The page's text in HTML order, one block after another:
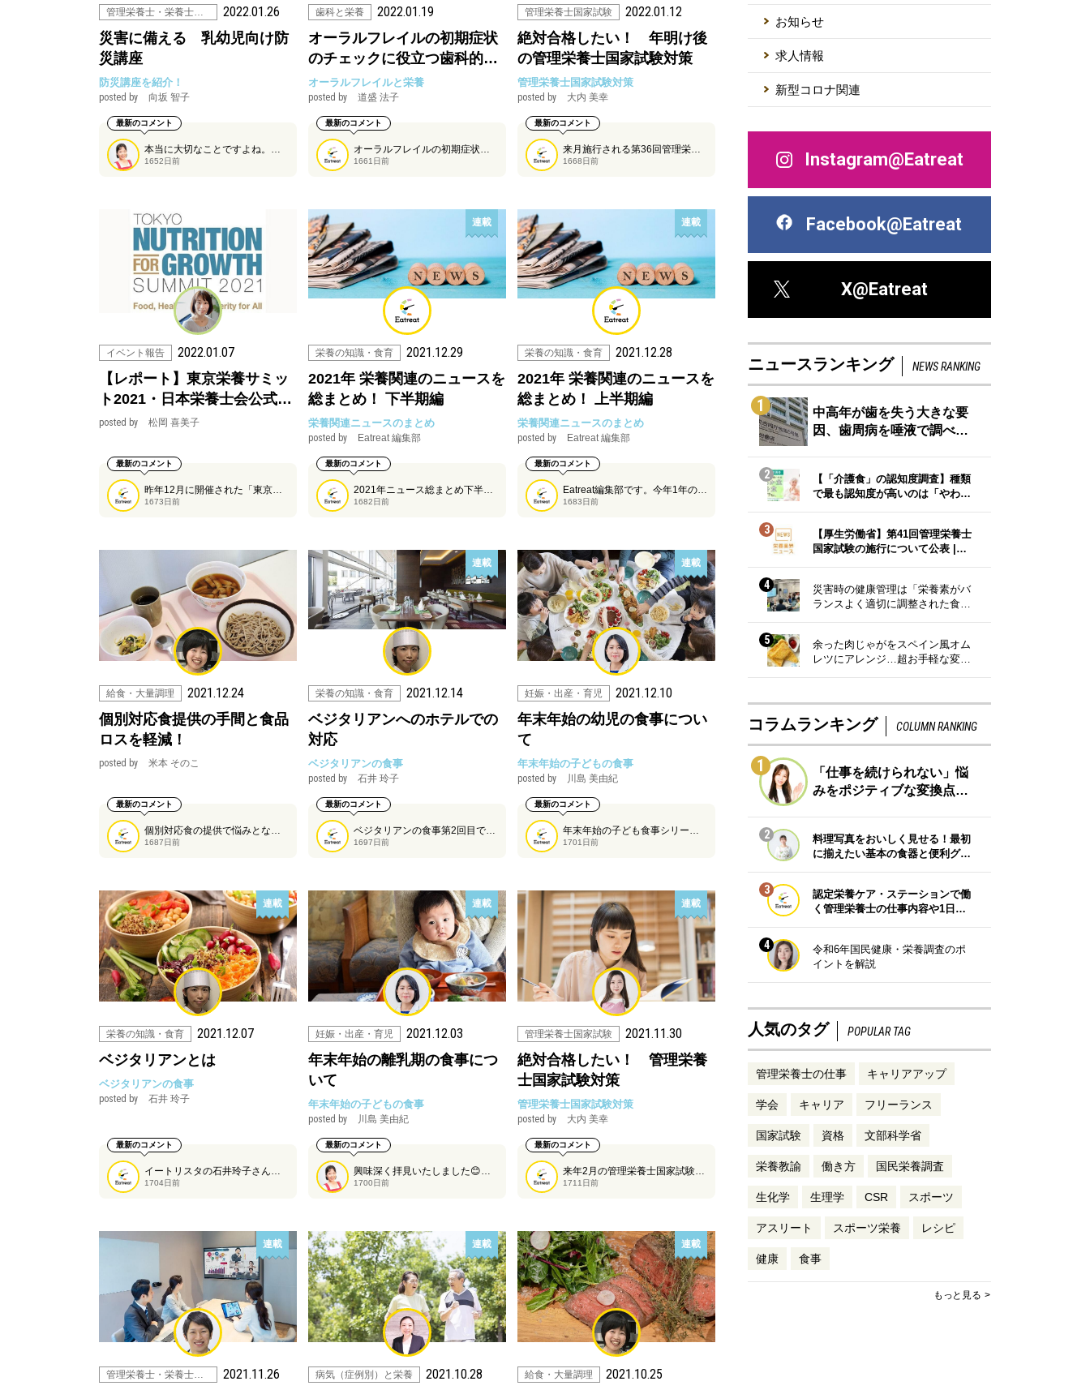
管理栄養士・栄養士の仕事 2022.01.26
災害に備える 乳幼児向け防
災講座
防災講座を紹介！
posted by 向坂 智子
最新のコメント
本当に大切なことですよね。特にアレルギーがある場合は食べられるものが限られてくるので、自助が大切ですね。忘れてしまいがちなので、定期的に読み返したいです。
1652日前
歯科と栄養 2022.01.19
オーラルフレイルの初期症状
のチェックに役立つ歯科的…
オーラルフレイルと栄養
posted by 道盛 法子
最新のコメント
オーラルフレイルの初期症状をチェックするためのポイントについて、イートリスタの道盛法子さんに解説いただきます。
1661日前
管理栄養士国家試験 2022.01.12
絶対合格したい！ 年明け後
の管理栄養士国家試験対策
管理栄養士国家試験対策
posted by 大内 美幸
最新のコメント
来月施行される第36回管理栄養士国家試験。本番まで60日を切った年明け後の勉強ポイントと過ごし方を大内美幸さんにご紹介いただきます。
1668日前
イベント報告 2022.01.07
【レポート】東京栄養サミッ
ト2021・日本栄養士会公式…
posted by 松岡 喜美子
最新のコメント
昨年12月に開催された「東京栄養サミット2021」と公式サイドイベントとして開催された日本栄養士会主催「Japan Nutrition Action2021-2030」について、松岡喜美子さんにご紹介していただきます。
1673日前
連載
栄養の知識・食育 2021.12.29
2021年 栄養関連のニュースを
総まとめ！ 下半期編
栄養関連ニュースのまとめ
posted by Eatreat 編集部
最新のコメント
2021年ニュース総まとめ下半期編です。ぜひご覧ください！
1682日前
連載
栄養の知識・食育 2021.12.28
2021年 栄養関連のニュースを
総まとめ！ 上半期編
栄養関連ニュースのまとめ
posted by Eatreat 編集部
最新のコメント
Eatreat編集部です。今年1年の栄養関連のニュースを振り返ります。まずは上半期から！どうぞご覧ください。
1683日前
給食・大量調理 2021.12.24
個別対応食提供の手間と食品
ロスを軽減！
posted by 米本 そのこ
最新のコメント
個別対応食の提供で悩みとなる手間や食品ロス、この解決法をイートリスタの米本そのこさんにご紹介いただきます。
1687日前
連載
栄養の知識・食育 2021.12.14
ベジタリアンへのホテルでの
対応
ベジタリアンの食事
posted by 石井 玲子
最新のコメント
ベジタリアンの食事第2回目です。今回は「ベジタリアンへのホテルでの対応」について石井さんに紹介していただきます。
1697日前
連載
妊娠・出産・育児 2021.12.10
年末年始の幼児の食事につい
て
年末年始の子どもの食事
posted by 川島 美由紀
最新のコメント
年末年始の子ども食事シリーズ、第2回目は幼児期のお子さんの食事についてです。
1701日前
連載
栄養の知識・食育 2021.12.07
ベジタリアンとは
ベジタリアンの食事
posted by 石井 玲子
最新のコメント
イートリスタの石井玲子さんが解説する、ベジタリアンの方の食事シリーズ第1弾です。ベジタリアンと一言でも言っても奥深いことがわかります！
1704日前
連載
妊娠・出産・育児 2021.12.03
年末年始の離乳期の食事につ
いて
年末年始の子どもの食事
posted by 川島 美由紀
最新のコメント
興味深く拝見いたしました😊「大人用に出されていた刺身やいくら、生ハム、チーズなどの生ものは、食物アレルギーの原因にもなることもあり注意が必要です」とありますが、刺身や生ハム、チーズなどがアレルギーの原因になるのはどのような場合を想定していらっしゃいますか？いままでミルクを飲んだことのないお子さんが対象でしょうか？刺身のアレルギーはどのようなものですか？もしよければ教えてくださいませ。食物アレルギーではなくヒスタミン中毒のことですか？でも刺身では逆に鮮度もいいため起こりにくいのでは？なんでしょう？？
1700日前
連載
管理栄養士国家試験 2021.11.30
絶対合格したい！ 管理栄養
士国家試験対策
管理栄養士国家試験対策
posted by 大内 美幸
最新のコメント
来年2月の管理栄養士国家試験に向けて、Eatreatで解答速報を作成している大内美幸さんに管理栄養士国家試験対策のポイントを全3回シリーズで解説いただきます！その第1回目のコラムです。
1711日前
連載
管理栄養士・栄養士の仕事 2021.11.26
連載
病気（症例別）と栄養 2021.10.28
連載
給食・大量調理 2021.10.25
お知らせ
求人情報
新型コロナ関連
Instagram@Eatreat
Facebook@Eatreat
X@Eatreat
ニュースランキング NEWS RANKING
1
中高年が歯を失う大きな要
因、歯周病を唾液で調べ…
2
【「介護食」の認知度調査】種類
で最も認知度が高いのは「やわ…
3
【厚生労働省】第41回管理栄養士
国家試験の施行について公表 |…
4
災害時の健康管理は「栄養素がバ
ランスよく適切に調整された食…
5
余った肉じゃがをスペイン風オム
レツにアレンジ…超お手軽な変…
コラムランキング COLUMN RANKING
1
「仕事を続けられない」悩
みをポジティブな変換点…
2
料理写真をおいしく見せる！最初
に揃えたい基本の食器と便利グ…
3
認定栄養ケア・ステーションで働
く管理栄養士の仕事内容や1日…
4
令和6年国民健康・栄養調査のポ
イントを解説
人気のタグ POPULAR TAG
管理栄養士の仕事 キャリアアップ
学会 キャリア フリーランス
国家試験 資格 文部科学省
栄養教諭 働き方 国民栄養調査
生化学 生理学 CSR スポーツ
アスリート スポーツ栄養 レシピ
健康 食事
もっと見る